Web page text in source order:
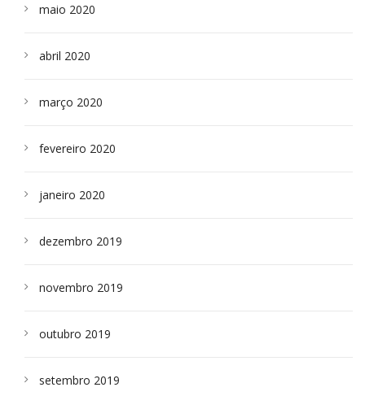
maio 2020
abril 2020
março 2020
fevereiro 2020
janeiro 2020
dezembro 2019
novembro 2019
outubro 2019
setembro 2019